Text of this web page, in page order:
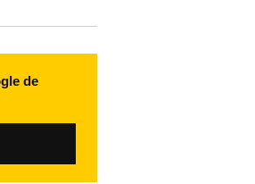
de